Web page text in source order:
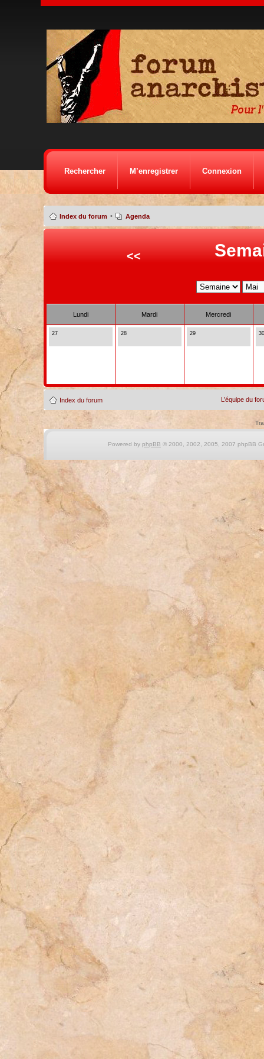
Rechercher M’enregistrer Connexion
Index du forum • Agenda
<<
Lundi Mardi Mercredi
27 28 29 30
Index du forum L’équipe du
Powered by phpBB © 2000, 2002, 2005, 2007 phpBB